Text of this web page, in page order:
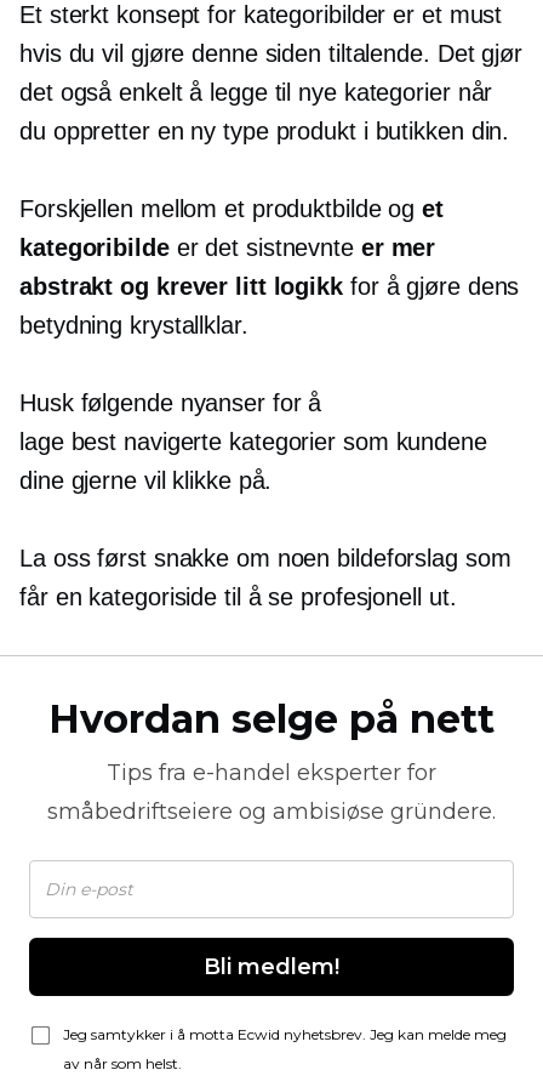
Et sterkt konsept for kategoribilder er et must
hvis du vil gjøre denne siden tiltalende. Det gjør
det også enkelt å legge til nye kategorier når
du oppretter en ny type produkt i butikken din.
Forskjellen mellom et produktbilde oget
kategoribildeer det sistnevnte er mer
abstrakt og krever litt logikk for å gjøre dens
betydning krystallklar.
Husk følgende nyanser for å
lage best navigerte kategorier som kundene
dine gjerne vil klikke på.
La oss først snakke om noen bildeforslag som
får en kategoriside til å se profesjonell ut.
Hvordan selge på nett
Tips fra e-handel eksperter for
småbedriftseiere og ambisiøse gründere.
Bli medlem!
Jeg samtykker i å motta Ecwid nyhetsbrev. Jeg kan melde meg
av når som helst.